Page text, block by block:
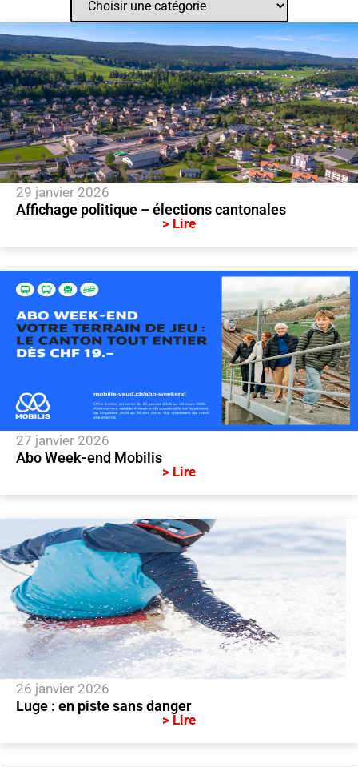
29 janvier 2026
Affichage politique – élections cantonales
> Lire
27 janvier 2026
Abo Week-end Mobilis
> Lire
26 janvier 2026
Luge : en piste sans danger
> Lire